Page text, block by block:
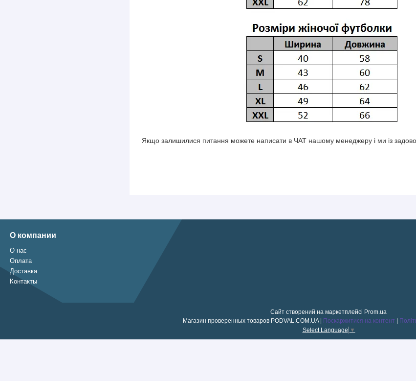
Якщо залишилися питання можете написати в ЧАТ нашому менеджеру і ми із
О компании
О нас
Оплата
Доставка
Контакты
Сайт створений на маркетплейсі Prom.ua
Магазин проверенных товаров PODVAL.СOM.UA | Поскаржитися на контент |
Select Language ▼